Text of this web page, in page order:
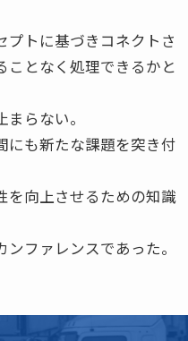
プトに基づきコネクトさ
ことなく処理できるかと
らない。
にも新たな課題を突き付
を向上させるための知識
ファレンスであった。